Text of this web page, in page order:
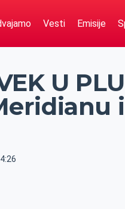
Vesti Emisije
U